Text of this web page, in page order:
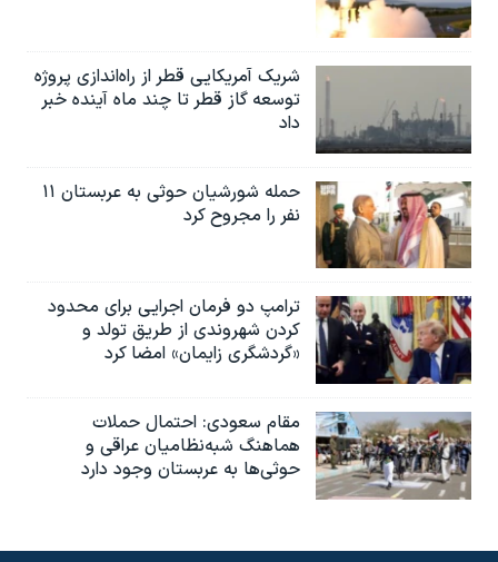
شریک آمریکایی قطر از راه‌اندازی پروژه
توسعه گاز قطر تا چند ماه آینده خبر
داد
حمله شورشیان حوثی به عربستان ۱۱
نفر را مجروح کرد
ترامپ دو فرمان اجرایی برای محدود
کردن شهروندی از طریق تولد و
«گردشگری زایمان» امضا کرد
مقام سعودی: احتمال حملات
هماهنگ شبه‌نظامیان عراقی و
حوثی‌ها به عربستان وجود دارد